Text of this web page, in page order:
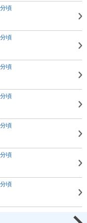
頃
頃
頃
頃
頃
頃
頃